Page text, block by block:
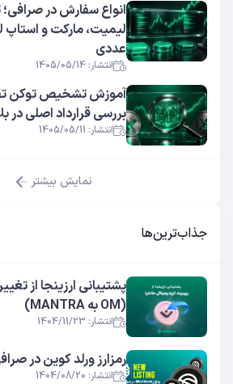
انواع سفارش در
لیمیت، مارکت و استاپ
عددی
انتشار: 1405/05/14
آموزش تشخیص توکن
بررسی قرارداد اصلی در
انتشار: 1405/05/11
نمایش بیشتر
جذاب‌ترین‌ها
پشتیبانی ارزینجا از
(OM به MANTRA)
انتشار: 1404/11/23
رمزارز ورلد کوین در
انتشار: 1404/08/20